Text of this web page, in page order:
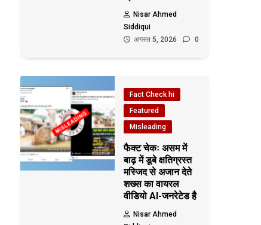
Nisar Ahmed
Siddiqui
अगस्त 5, 2026
0
Fact Check hi
Featured
Misleading
फैक्ट चेकः असम में
बाढ़ में डूबे क्षतिग्रस्त
मस्जिद से अजान देते
शख्स का वायरल
वीडियो AI-जनरेटेड है
Nisar Ahmed